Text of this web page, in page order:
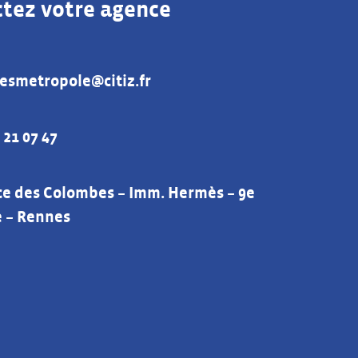
votre agence
:
07 47
des Colombes – Imm. Hermès – 9e
– Rennes